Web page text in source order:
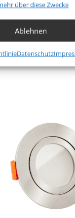
aus
Identifikation von
und
über diese Zwecke
Ablehnen
Datenschutz
Mehr anzeigen